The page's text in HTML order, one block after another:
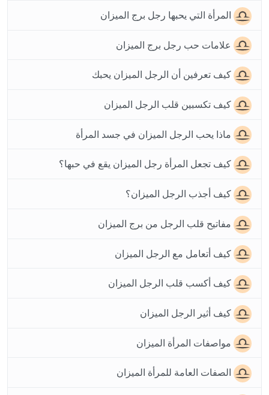
المرأة التي يحبها رجل برج الميزان
علامات حب رجل برج الميزان
كيف تعرفين أن الرجل الميزان يحبك
كيف تكسبين قلب الرجل الميزان
ماذا يحب الرجل الميزان في جسد المرأة
كيف تجعل المرأة رجل الميزان يقع في حبها؟
كيف أجذب الرجل الميزان؟
مفاتيح قلب الرجل من برج الميزان
كيف أتعامل مع الرجل الميزان
كيف أكسب قلب الرجل الميزان
كيف أثير الرجل الميزان
مواصفات المرأة الميزان
الصفات العامة للمرأة الميزان